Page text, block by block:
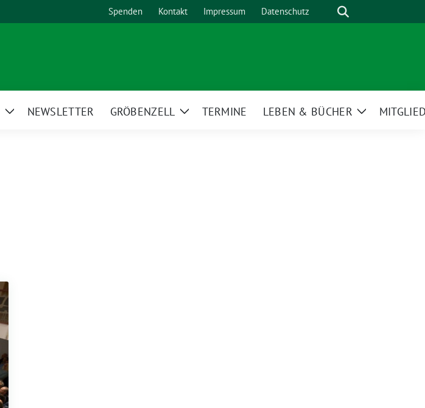
Spenden Kontakt Impressum Datenschutz Suche
ZeigeNEWSLETTER GRÖBENZELL
ZeigeTERMINE LEBEN & BÜCHER
Zeige